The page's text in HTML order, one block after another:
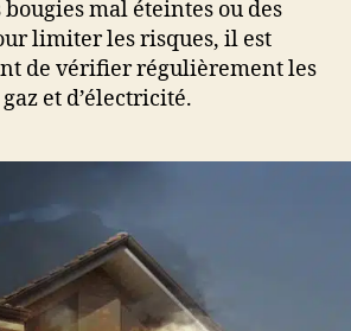
mal éteintes ou des
limiter les risques, il est
de vérifier régulièrement les
et d’électricité.